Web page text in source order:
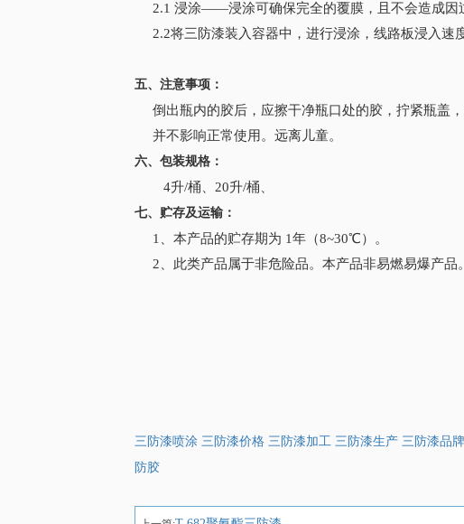
2.1 浸涂——浸涂可确保完全的覆膜，且不会造成因
2.2将三防漆装入容器中，进行浸涂，线路板浸入速
五、注意事项：
倒出瓶内的胶后，应擦干净瓶口处的胶，拧紧瓶盖
并不影响正常使用。远离儿童。
六、包装规格：
4升/桶、20升/桶、
七、贮存及运输：
1、本产品的贮存期为 1年（8~30℃）。
2、此类产品属于非危险品。本产品非易燃易爆产品。
三防漆喷涂 三防漆价格 三防漆加工 三防漆生产 三防漆品
防胶